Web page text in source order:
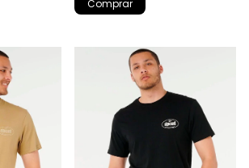
Comprar